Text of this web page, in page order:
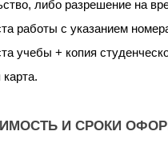
либо разрешение на
работы с указанием
учебы + копия
И СРОКИ